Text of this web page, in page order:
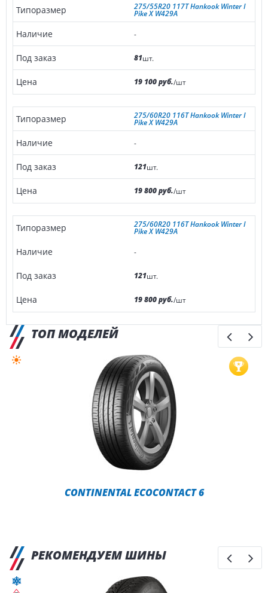
275/55R20 117T Hankook Winter I
Pike X W429A
-
81шт.
19 100 руб./шт
275/60R20 116T Hankook Winter I
Pike X W429A
-
121шт.
19 800 руб./шт
275/60R20 116T Hankook Winter I
Pike X W429A
-
121шт.
19 800 руб./шт
ТОП МОДЕЛЕЙ
CONTINENTAL ECOCONTACT 6
РЕКОМЕНДУЕМ ШИНЫ